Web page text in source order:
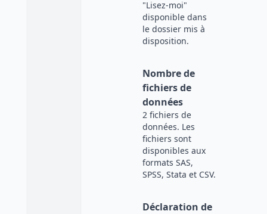
"Lisez-moi"
disponible dans
le dossier mis à
disposition.
Nombre de
fichiers de
données
2 fichiers de
données. Les
fichiers sont
disponibles aux
formats SAS,
SPSS, Stata et CSV.
Déclaration de